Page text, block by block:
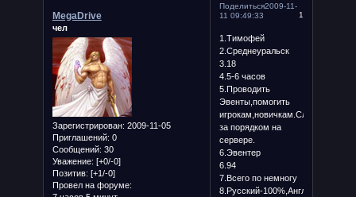
Поделиться
1
2009-11-
11 09:49:33
MegaDrive
чел
Зарегистрирован: 2009-11-05
Приглашений: 0
Сообщений: 30
Уважение: [+0/-0]
Позитив: [+1/-0]
Провел на форуме:
1.Тимофей
2.Среднеуральск
3.18
4.5-6 часов
5.Проводить
Эвенты,помогить
игрокам,новичкам.Следить
за порядком на
сервере.
6.Эвентер
6.94
7.Всего по немногу
8.Русский-100%,Английский-94%